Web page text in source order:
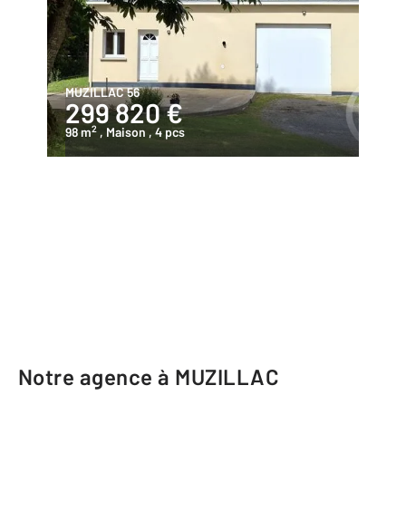
MUZILLAC 56
299 820 €
98 m2 , Maison , 4 pcs
Notre agence à MUZILLAC